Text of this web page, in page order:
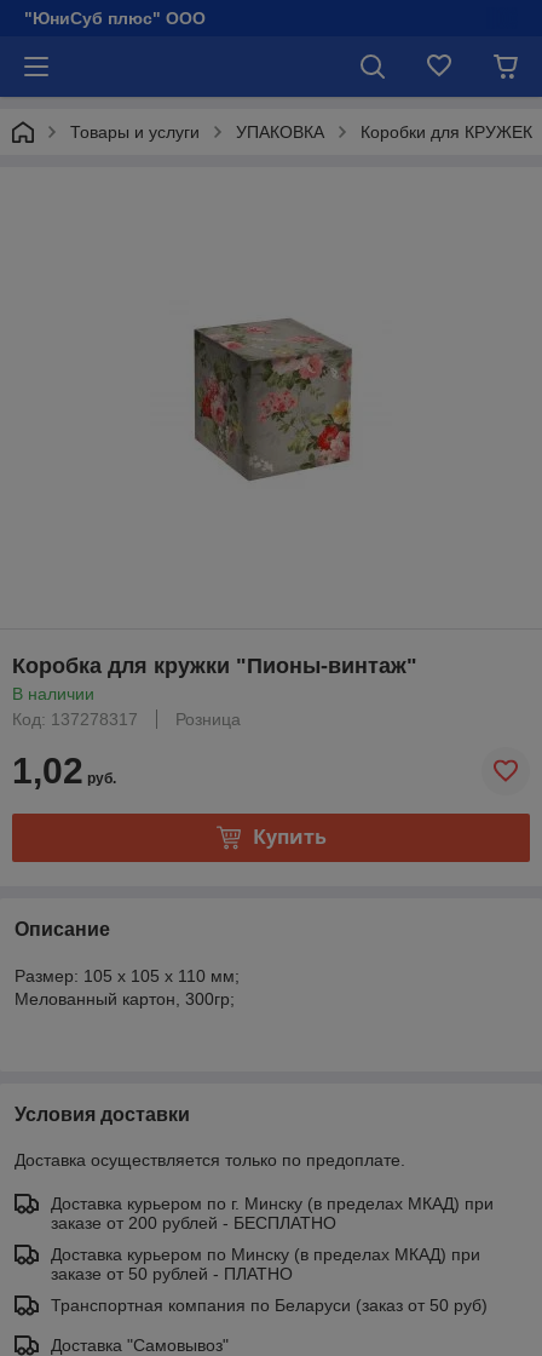
"ЮниСуб плюс" ООО
Товары и услуги УПАКОВКА Коробки для КРУЖЕК
Коробка для кружки "Пионы-винтаж"
В наличии
Код: 137278317
Розница
1,02 руб.
Купить
Описание
Размер: 105 х 105 х 110 мм;
Мелованный картон, 300гр;
Условия доставки
Доставка осуществляется только по предоплате.
Доставка курьером по г. Минску (в пределах МКАД) при
заказе от 200 рублей - БЕСПЛАТНО
Доставка курьером по Минску (в пределах МКАД) при
заказе от 50 рублей - ПЛАТНО
Транспортная компания по Беларуси (заказ от 50 руб)
Доставка "Самовывоз"